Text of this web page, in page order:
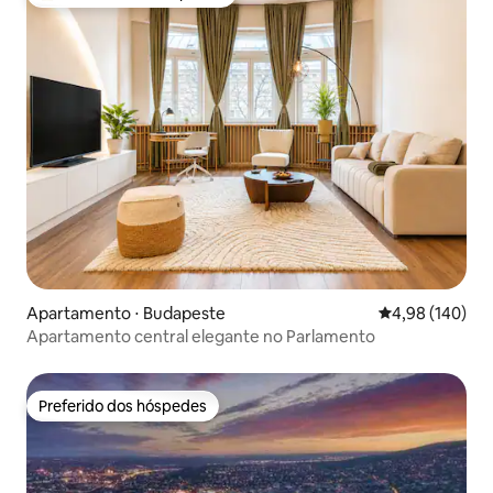
Apartamento ⋅ Budapeste 4,98 de uma
4,98 (140)
Apartamento central elegante no Parlamento
Preferido dos hóspedes
Preferido dos hóspedes